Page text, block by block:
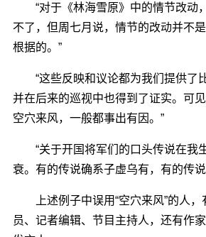
“对于《林海雪原》中的情节改动
不了，但周七月说，情节的改动并不
根据的。”
“这些反映和议论都为我们提供了比
并在后来的巡视中也得到了证实。可
空穴来风，一般都事出有因。”
“关于开国将军们的口头传说在我
衰。有的传说确系子虚乌有，有的传
上述例子中误用“空穴来风”的人，
员、记者编辑、节目主持人，还有作